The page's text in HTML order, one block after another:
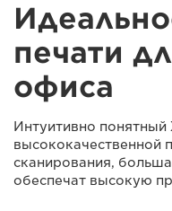
печати
офиса
Интуитивно
высококачественной
сканирования,
обеспечат высокую